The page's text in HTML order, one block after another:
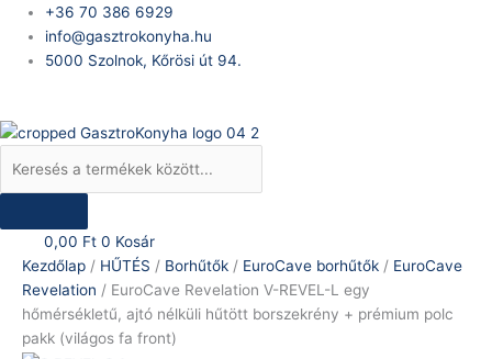
content
+36 70 386 6929
info@gasztrokonyha.hu
5000 Szolnok, Kőrösi út 94.
Products
search
0,00 Ft 0 Kosár
Kezdőlap / HŰTÉS / Borhűtők / EuroCave borhűtők / EuroCave
Revelation / EuroCave Revelation V-REVEL-L egy
hőmérsékletű, ajtó nélküli hűtött borszekrény + prémium polc
pakk (világos fa front)
EuroCave
Revelation
V-
egy
ajtó
hűtött
borszekrény
+
prémium
polc
pakk